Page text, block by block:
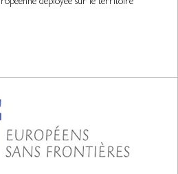
déployée sur le territoire